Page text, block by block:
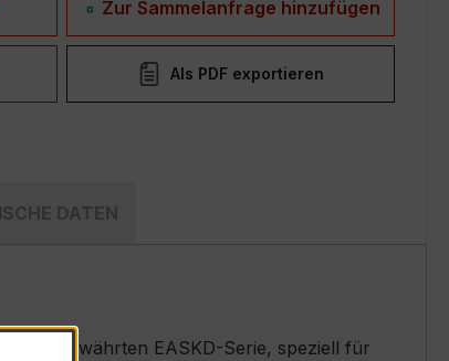
Zur Sammelanfrage hinzufügen
Als PDF exportieren
DATEN
der bewährten EASKD-Serie, speziell für